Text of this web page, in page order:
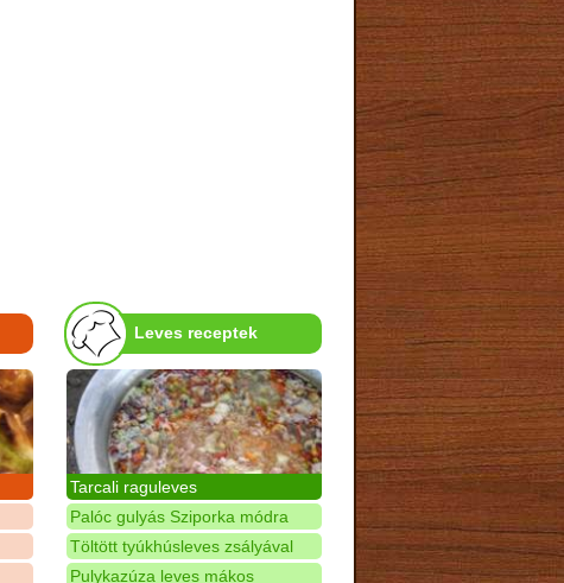
Leves receptek
Tarcali raguleves
Palóc gulyás Sziporka módra
Töltött tyúkhúsleves zsályával
Pulykazúza leves mákos